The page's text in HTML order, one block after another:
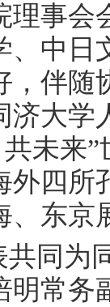
理事会
、中日
，伴随
济大
共未来
外四
、东京
共同为
明常务